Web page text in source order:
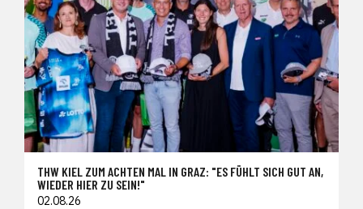
THW KIEL ZUM ACHTEN MAL IN GRAZ: "ES FÜHLT SICH GUT AN,
WIEDER HIER ZU SEIN!"
02.08.26